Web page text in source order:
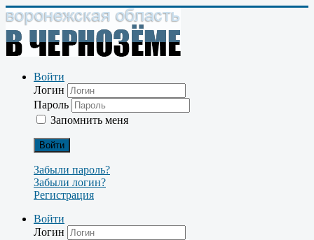
Войти
Логин
Пароль
Запомнить меня
Войти
Забыли пароль?
Забыли логин?
Регистрация
Войти
Логин